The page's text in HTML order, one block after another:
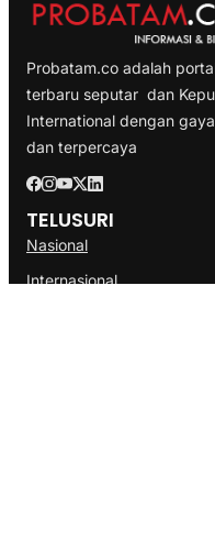
Probatam.co adalah
terbaru seputar dan
International dengan
dan terpercaya
TELUSURI
Nasional
Internasional